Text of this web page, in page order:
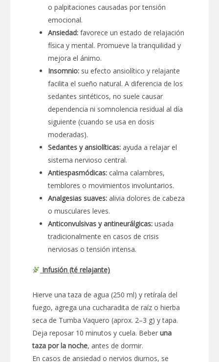
o palpitaciones causadas por tensión
emocional.
Ansiedad: favorece un estado de relajación
física y mental. Promueve la tranquilidad y
mejora el ánimo.
Insomnio: su efecto ansiolítico y relajante
facilita el sueño natural. A diferencia de los
sedantes sintéticos, no suele causar
dependencia ni somnolencia residual al día
siguiente (cuando se usa en dosis
moderadas).
Sedantes y ansiolíticas: ayuda a relajar el
sistema nervioso central.
Antiespasmódicas: calma calambres,
temblores o movimientos involuntarios.
Analgesias suaves: alivia dolores de cabeza
o musculares leves.
Anticonvulsivas y antineurálgicas: usada
tradicionalmente en casos de crisis
nerviosas o tensión intensa.
Infusión (té relajante)
Hierve una taza de agua (250 ml) y retírala del
fuego, agrega una cucharadita de raíz o hierba
seca de Tumba Vaquero (aprox. 2–3 g) y tapa.
Deja reposar 10 minutos y cuela. Beber una
taza por la noche, antes de dormir.
En casos de ansiedad o nervios diurnos, se